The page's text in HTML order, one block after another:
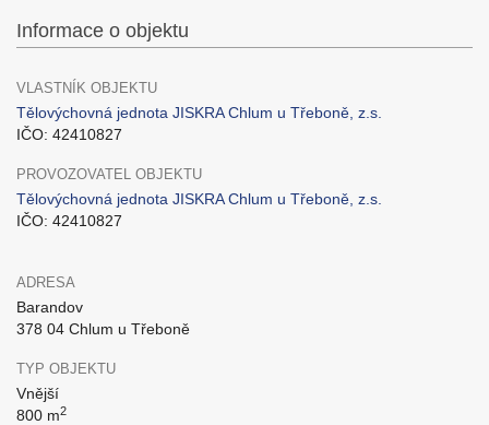
Informace o objektu
VLASTNÍK OBJEKTU
Tělovýchovná jednota JISKRA Chlum u Třeboně, z.s.
IČO: 42410827
PROVOZOVATEL OBJEKTU
Tělovýchovná jednota JISKRA Chlum u Třeboně, z.s.
IČO: 42410827
ADRESA
Barandov
378 04 Chlum u Třeboně
TYP OBJEKTU
Vnější
800 m2